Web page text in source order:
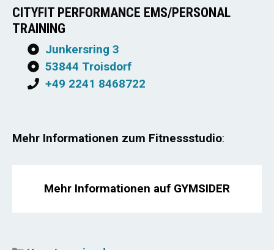
CITYFIT PERFORMANCE EMS/PERSONAL
TRAINING
Junkersring 3
53844 Troisdorf
+49 2241 8468722
Mehr Informationen zum Fitnessstudio:
Mehr Informationen auf GYMSIDER